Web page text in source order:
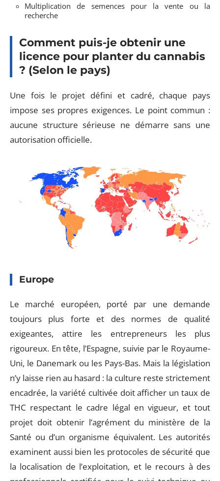
Multiplication de semences pour la vente ou la
recherche
Comment puis-je obtenir une
licence pour planter du cannabis
? (Selon le pays)
Une fois le projet défini et cadré, chaque pays
impose ses propres exigences. Le point commun :
aucune structure sérieuse ne démarre sans une
autorisation officielle.
Europe
Le marché européen, porté par une demande
toujours plus forte et des normes de qualité
exigeantes, attire les entrepreneurs les plus
rigoureux. En tête, l’Espagne, suivie par le Royaume-
Uni, le Danemark ou les Pays-Bas. Mais la législation
n’y laisse rien au hasard : la culture reste strictement
encadrée, la variété cultivée doit afficher un taux de
THC respectant le cadre légal en vigueur, et tout
projet doit obtenir l’agrément du ministère de la
Santé ou d’un organisme équivalent. Les autorités
examinent aussi bien les protocoles de sécurité que
la localisation de l’exploitation, et le recours à des